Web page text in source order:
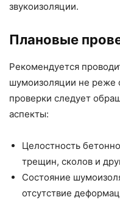
звукоизоляции.
Плановые
Рекомендуется
шумоизоляции не реже
проверки следует
аспекты:
Целостность
трещин, сколов и
Состояние
отсутствие